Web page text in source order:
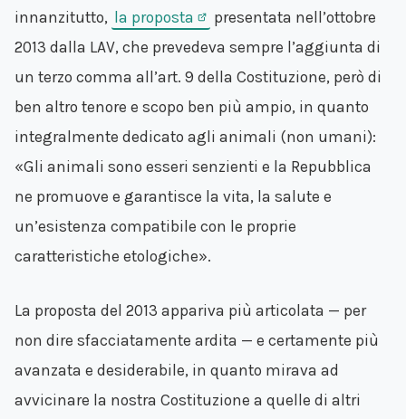
innanzitutto, la proposta
presentata nell’ottobre
2013 dalla LAV, che prevedeva sempre l’aggiunta di
un terzo comma all’art. 9 della Costituzione, però di
ben altro tenore e scopo ben più ampio, in quanto
integralmente dedicato agli animali (non umani):
«Gli animali sono esseri senzienti e la Repubblica
ne promuove e garantisce la vita, la salute e
un’esistenza compatibile con le proprie
caratteristiche etologiche».
La proposta del 2013 appariva più articolata — per
non dire sfacciatamente ardita — e certamente più
avanzata e desiderabile, in quanto mirava ad
avvicinare la nostra Costituzione a quelle di altri